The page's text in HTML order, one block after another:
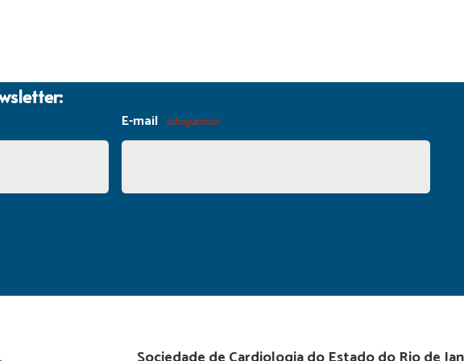
E-mail (obrigatório)